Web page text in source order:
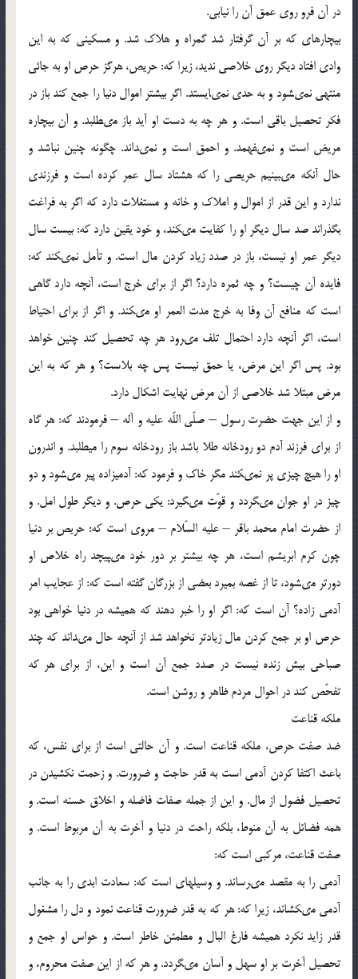
در آن فرو روى عمق آن را نيابى.
بيچاره‏اى كه بر آن گرفتار شد گمراه و هلاك شد. و مسكينى كه به اين
وادى افتاد ديگر روى خلاصى نديد، زيرا كه: حريص، هرگز حرص او به جائى
منتهى نمى‏شود و به حدى نمى‏ايستد. اگر بيشتر اموال دنيا را جمع كند باز در
فكر تحصيل باقى است. و هر چه به دست او آيد باز مى‏طلبد. و آن بيچاره
مريض است و نمى‏فهمد. و احمق است و نمى‏داند. چگونه چنين نباشد و
حال آنكه مى‏بينيم حريصى را كه هشتاد سال عمر كرده است و فرزندى
ندارد و اين قدر از اموال و املاك و خانه و مستغلات دارد كه اگر به فراغت
بگذراند صد سال ديگر او را كفايت مى‏كند، و خود يقين دارد كه: بيست سال
ديگر عمر او نيست، باز در صدد زياد كردن مال است. و تأمل نمى‏كند كه:
فايده آن چيست؟ و چه ثمره دارد؟ اگر از براى خرج است، آنچه دارد گاهى
است كه منافع آن وفا به خرج مدت العمر او مى‏كند. و اگر از براى احتياط
است، اگر آنچه دارد احتمال تلف مى‏رود هر چه تحصيل كند چنين خواهد
بود. پس اگر اين مرض، يا حمق نيست پس چه بلاست؟ و هر كه به اين
مرض مبتلا شد خلاصى از آن مرض نهايت اشكال دارد.
و از اين جهت حضرت رسول – صلّى اللّه عليه و آله – فرمودند كه: هر گاه
از براى فرزند آدم دو رودخانه طلا باشد باز رودخانه سوم را ميطلبد. و اندرون
او را هيچ چيزى پر نمى‏كند مگر خاك و فرمود كه: آدميزاده پير مى‏شود و دو
چيز در او جوان مى‏گردد و قوّت مى‏گيرد: يكى حرص. و ديگر طول امل. و
از حضرت امام محمد باقر – عليه السّلام – مروى است كه: حريص بر دنيا
چون كرم ابريشم است، هر چه بيشتر بر دور خود مى‏پيچد راه خلاص او
دورتر مى‏شود، تا از غصه بميرد بعضى از بزرگان گفته است كه: از عجايب امر
آدمى زاده؟ آن است كه: اگر او را خبر دهند كه هميشه در دنيا خواهى بود
حرص او بر جمع كردن مال زيادتر نخواهد شد از آنچه حال مى‏داند كه چند
صباحى بيش زنده نيست در صدد جمع آن است و اين، از براى هر كه
تفحّص كند در احوال مردم ظاهر و روشن است.
ملكه قناعت
ضد صفت حرص، ملكه قناعت است. و آن حالتى است از براى نفس، كه
باعث اكتفا كردن آدمى است به قدر حاجت و ضرورت. و زحمت نكشيدن در
تحصيل فضول از مال. و اين از جمله صفات فاضله و اخلاق حسنه است. و
همه فضائل به آن منوط، بلكه راحت در دنيا و آخرت به آن مربوط است. و
صفت قناعت، مركبى است كه:
آدمى را به مقصد مى‏رساند. و وسيله‏اى است كه: سعادت ابدى را به جانب
آدمى مى‏كشاند، زيرا كه: هر كه به قدر ضرورت قناعت نمود و دل را مشغول
قدر زايد نكرد هميشه فارغ البال و مطمئن خاطر است. و حواس او جمع و
تحصيل آخرت بر او سهل و آسان مى‏گردد. و هر كه از اين صفت محروم، و